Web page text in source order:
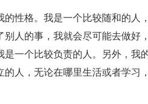
性格。我是一个比较随和的人，
人的事，我就会尽可能去做好，
一个比较负责的人。另外，我
人，无论在哪里生活或者学习，